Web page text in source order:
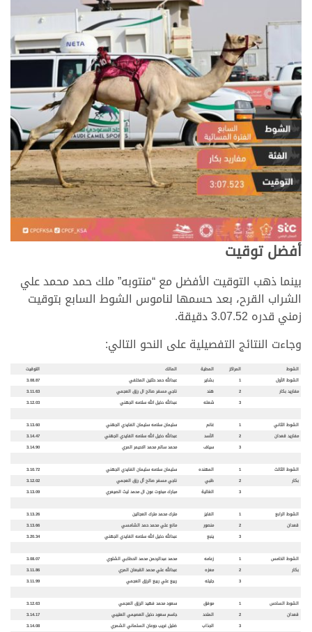
أفضل توقيت
بينما ذهب التوقيت الأفضل مع “منتوبه” ملك حمد محمد علي
الشراب القرح، بعد حسمها لناموس الشوط السابع بتوقيت
زمني قدره 3.07.52 دقيقة.
وجاءت النتائج التفصيلية على النحو التالي:
الشوط المراكز المطية المالك
التوقيت
الشوط الأول
1 بشاير عبدالله حمد حثلين المخلفي
3.08.87
مفاريد بكار
2 هند ناجي مسفر صالح ال رزق العجمي
3.11.63
3
شعله عبدالله دخيل الله سلامه الجهني 3.12.03
الشوط الثاني 1 غانم سليمان سلامه سليمان الفايدي الجهني
3.13.60
مفاريد قعدان
2 الأسد عبدالله دخيل الله سلامه الفايدي الجهني
3.14.47
3
سياف محمد سالم محمد الاحيمر المري 3.14.90
الشوط الثالث 1 المهنده سليمان سلامه سليمان الفايدي الجهني
3.10.72
بكار
2 ظبي ناجي مسفر صالح أل رزق العجمي
3.12.02
3
الغالية مبارك مبخوت عون ال محمد ليث الصيعري 3.13.09
الشوط الرابع 1 الفايز مترك محمد مترك العجالين
3.13.26
قعدان
2 منصور مانع علي محمد حمد الشامسي
3.13.66
3
ينبع عبدالله دخيل الله سلامه الفايدي الجهني 3.20.34
الشوط الخامس 1 زعامه محمد عبدالرحمن محمد الحطابي الشلوي
3.08.07
بكار
2 معزه عبدالله علي محمد القبعان المري
3.11.86
3
جليله ربيع علي ربيع الرزق العجمي 3.11.99
الشوط السادس 1 موفق سعود محمد فهيد الرزق العجمي
3.12.63
قعدان
2 المتحد جاسم سعود دخيل العصيمي العتيبي
3.14.17
3
الجذاب ضليل غريب جوعان السلماني الشمري 3.14.08